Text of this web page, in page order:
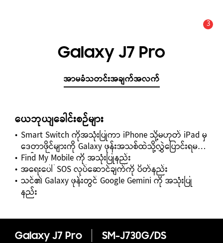
3
Galaxy J7 Pro
အာမခံသတင်းအချက်အလက်
ယေဘုယျခေါင်းစဉ်များ
Smart Switch ကိုအသုံးပြုကာ iPhone သို့မဟုတ် iPad မှ
ဒေတာဖိုင်များကို Galaxy ဖုန်းအသစ်ထဲသို့လွှဲပြောင်းရမည့်
နည်းလမ်း
Find My Mobile ကို အသုံးပြုနည်း
အရေးပေါ် SOS လုပ်ဆောင်ချက်ကို ပိတ်နည်း
သင်၏ Galaxy ဖုန်းတွင် Google Gemini ကို အသုံးပြု
နည်း
Galaxy J7 Pro SM-J730G/DS